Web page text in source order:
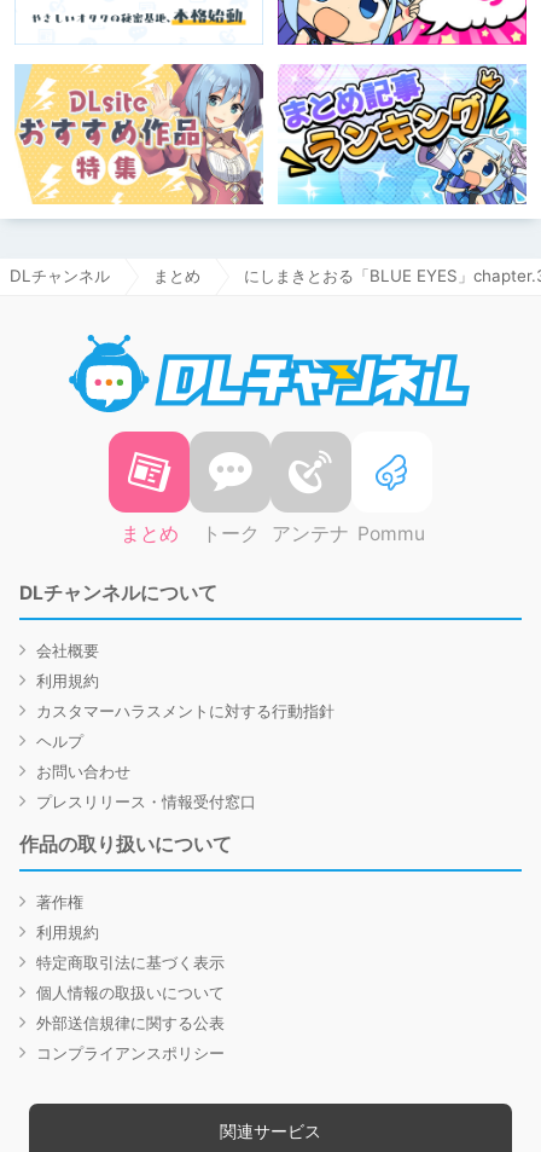
DLチャンネル まとめ にしまきとおる「BLUE EYES」
まとめ トーク アンテナ Pommu
DLチャンネルについて
会社概要
利用規約
カスタマーハラスメントに対する行動指針
ヘルプ
お問い合わせ
プレスリリース・情報受付窓口
作品の取り扱いについて
著作権
利用規約
特定商取引法に基づく表示
個人情報の取扱いについて
外部送信規律に関する公表
コンプライアンスポリシー
関連サービス